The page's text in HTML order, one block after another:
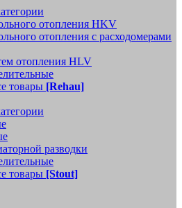
отопления HKV
отопления с расходомерами
отопления HLV
товары [Rehau]
разводки
товары [Stout]